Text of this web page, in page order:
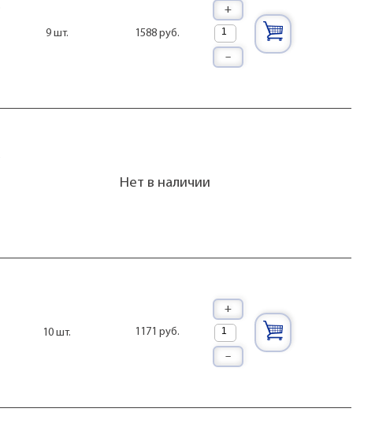
9 шт. 1588 руб.
+
–
Нет в наличии
10 шт. 1171 руб.
+
–